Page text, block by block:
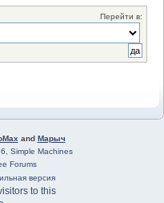
Перейти в:
and Марыч
, Simple Machines
Forums
версия